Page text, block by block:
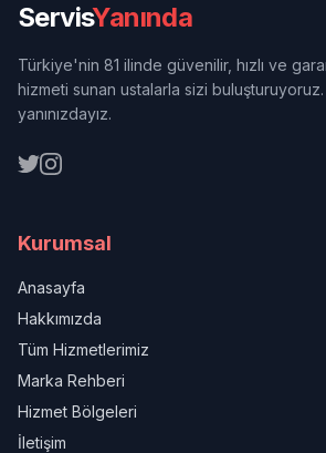
ServisYanında
Türkiye'nin 81 ilinde güvenilir, hızlı ve
hizmeti sunan ustalarla sizi buluşturuyoruz.
yanınızdayız.
Kurumsal
Anasayfa
Hakkımızda
Tüm Hizmetlerimiz
Marka Rehberi
Hizmet Bölgeleri
İletişim